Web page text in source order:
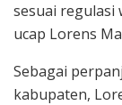
sesuai regulasi
ucap Lorens
Sebagai
kabupaten,